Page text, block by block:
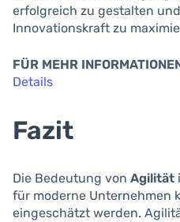
erfolgreich zu gestalten
Innovationskraft zu
FÜR MEHR
Details
Fazit
Die Bedeutung von Agilität
für moderne Unternehmen
eingeschätzt werden.